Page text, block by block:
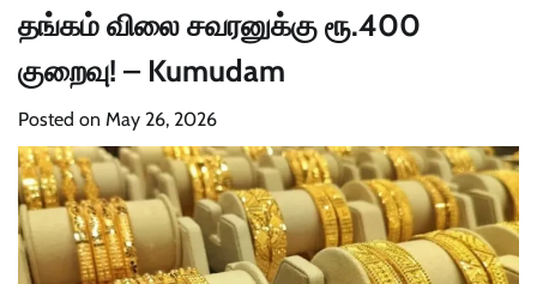
தங்கம் விலை சவரனுக்கு ரூ.400
குறைவு! – Kumudam
Posted on May 26, 2026